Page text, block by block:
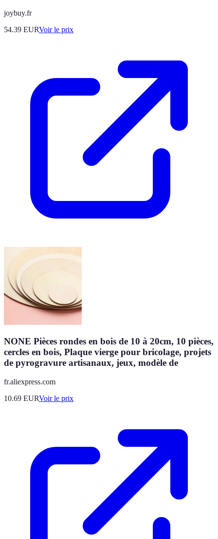
joybuy.fr
54.39 EURVoir le prix
NONE Pièces rondes en bois de 10 à 20cm, 10 pièces,
cercles en bois, Plaque vierge pour bricolage, projets
de pyrogravure artisanaux, jeux, modèle de
fr.aliexpress.com
10.69 EURVoir le prix